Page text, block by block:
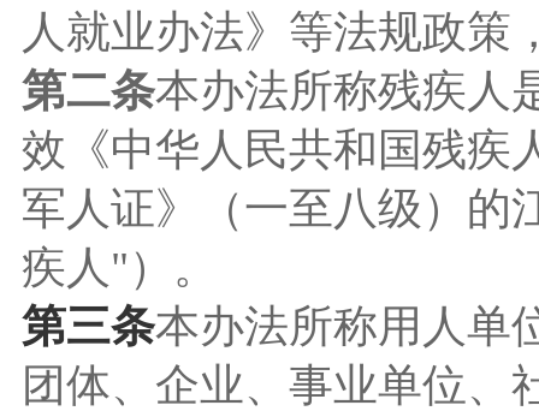
人就业办法》等法规政策
第二条本办法所称残疾人
效《中华人民共和国残疾
军人证》（一至八级）的
疾人"）。
第三条本办法所称用人单
团体、企业、事业单位、